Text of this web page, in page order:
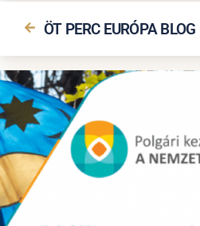
ÖT PERC EURÓPA BLOG